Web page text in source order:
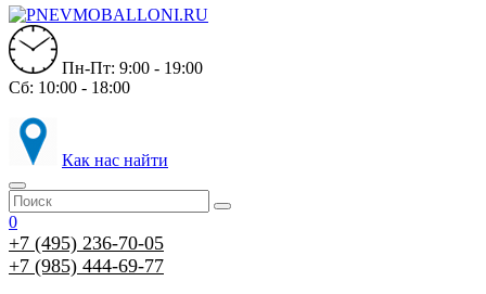
Пн-Пт: 9:00 - 19:00
Сб: 10:00 - 18:00
Как нас найти
0
+7 (495) 236-70-05
+7 (985) 444-69-77